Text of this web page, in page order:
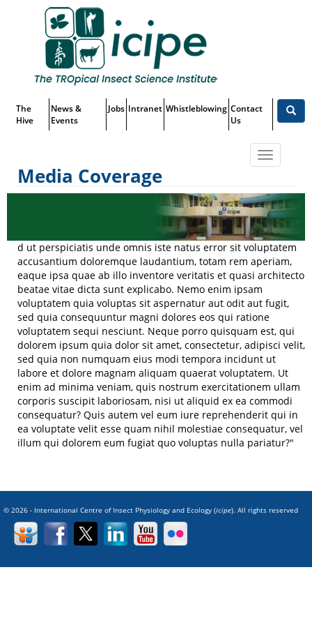
Menu
The
Hive
News &
Events
Jobs Intranet Whistleblowing Contact
Us
Toggle
Media Coverage
d ut perspiciatis unde omnis iste natus error sit voluptatem
accusantium doloremque laudantium, totam rem aperiam,
eaque ipsa quae ab illo inventore veritatis et quasi architecto
beatae vitae dicta sunt explicabo. Nemo enim ipsam
voluptatem quia voluptas sit aspernatur aut odit aut fugit,
sed quia consequuntur magni dolores eos qui ratione
voluptatem sequi nesciunt. Neque porro quisquam est, qui
dolorem ipsum quia dolor sit amet, consectetur, adipisci velit,
sed quia non numquam eius modi tempora incidunt ut
labore et dolore magnam aliquam quaerat voluptatem. Ut
enim ad minima veniam, quis nostrum exercitationem ullam
corporis suscipit laboriosam, nisi ut aliquid ex ea commodi
consequatur? Quis autem vel eum iure reprehenderit qui in
ea voluptate velit esse quam nihil molestiae consequatur, vel
illum qui dolorem eum fugiat quo voluptas nulla pariatur?"
© 2026 - International Centre of Insect Physiology and Ecology (icipe). All rights reserved